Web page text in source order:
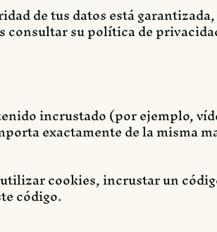
de tus datos está
consultar su política de
incrustado (por ejemplo,
exactamente de la misma
cookies, incrustar un
código.